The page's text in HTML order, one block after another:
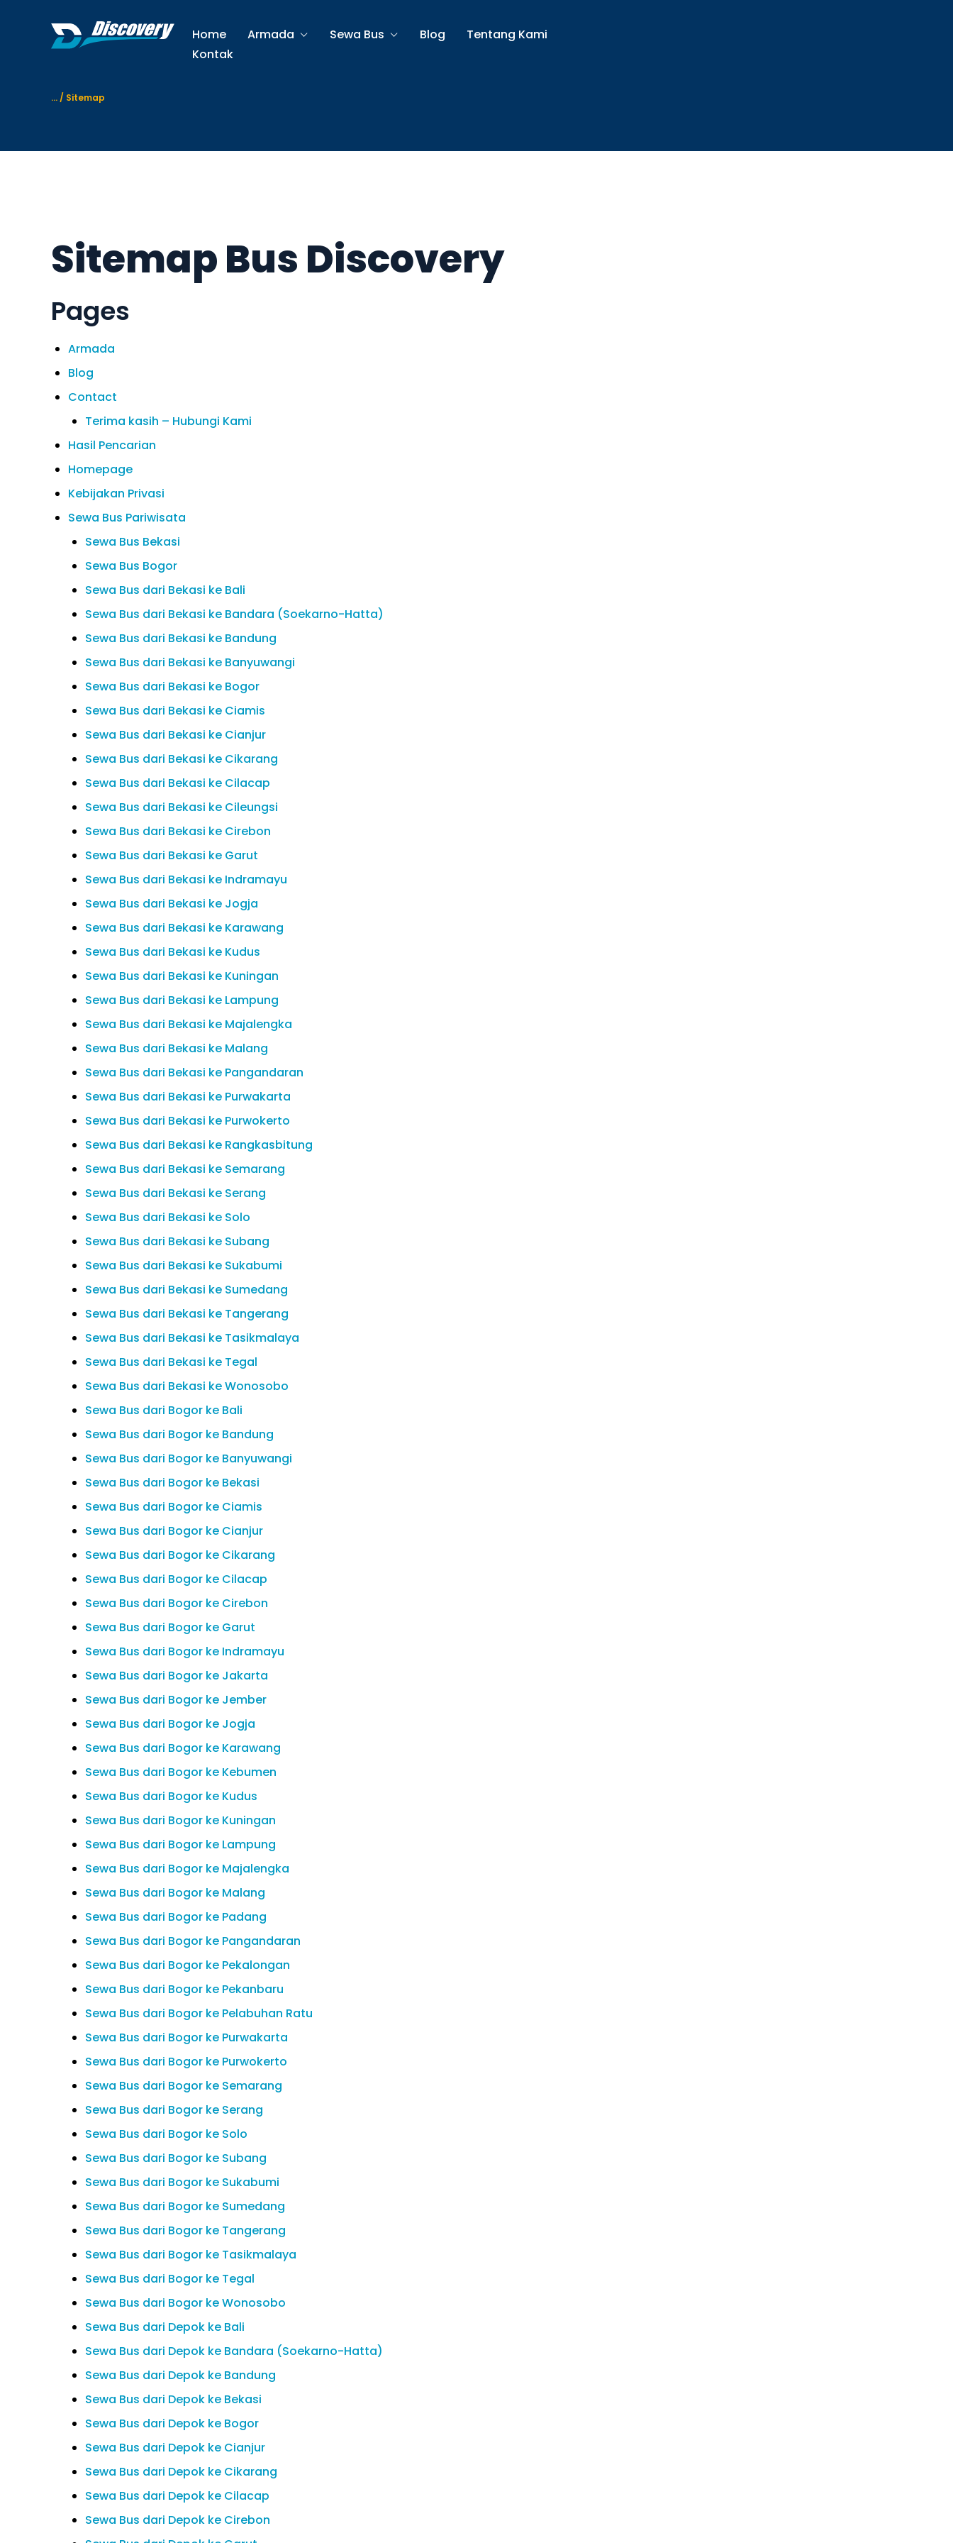
Home Armada Sewa Bus Blog
Tentang Kami
Kontak
... / Sitemap
Sitemap Bus Discovery
Pages
Armada
Blog
Contact
Terima kasih – Hubungi Kami
Hasil Pencarian
Homepage
Kebijakan Privasi
Sewa Bus Pariwisata
Sewa Bus Bekasi
Sewa Bus Bogor
Sewa Bus dari Bekasi ke Bali
Sewa Bus dari Bekasi ke Bandara (Soekarno-Hatta)
Sewa Bus dari Bekasi ke Bandung
Sewa Bus dari Bekasi ke Banyuwangi
Sewa Bus dari Bekasi ke Bogor
Sewa Bus dari Bekasi ke Ciamis
Sewa Bus dari Bekasi ke Cianjur
Sewa Bus dari Bekasi ke Cikarang
Sewa Bus dari Bekasi ke Cilacap
Sewa Bus dari Bekasi ke Cileungsi
Sewa Bus dari Bekasi ke Cirebon
Sewa Bus dari Bekasi ke Garut
Sewa Bus dari Bekasi ke Indramayu
Sewa Bus dari Bekasi ke Jogja
Sewa Bus dari Bekasi ke Karawang
Sewa Bus dari Bekasi ke Kudus
Sewa Bus dari Bekasi ke Kuningan
Sewa Bus dari Bekasi ke Lampung
Sewa Bus dari Bekasi ke Majalengka
Sewa Bus dari Bekasi ke Malang
Sewa Bus dari Bekasi ke Pangandaran
Sewa Bus dari Bekasi ke Purwakarta
Sewa Bus dari Bekasi ke Purwokerto
Sewa Bus dari Bekasi ke Rangkasbitung
Sewa Bus dari Bekasi ke Semarang
Sewa Bus dari Bekasi ke Serang
Sewa Bus dari Bekasi ke Solo
Sewa Bus dari Bekasi ke Subang
Sewa Bus dari Bekasi ke Sukabumi
Sewa Bus dari Bekasi ke Sumedang
Sewa Bus dari Bekasi ke Tangerang
Sewa Bus dari Bekasi ke Tasikmalaya
Sewa Bus dari Bekasi ke Tegal
Sewa Bus dari Bekasi ke Wonosobo
Sewa Bus dari Bogor ke Bali
Sewa Bus dari Bogor ke Bandung
Sewa Bus dari Bogor ke Banyuwangi
Sewa Bus dari Bogor ke Bekasi
Sewa Bus dari Bogor ke Ciamis
Sewa Bus dari Bogor ke Cianjur
Sewa Bus dari Bogor ke Cikarang
Sewa Bus dari Bogor ke Cilacap
Sewa Bus dari Bogor ke Cirebon
Sewa Bus dari Bogor ke Garut
Sewa Bus dari Bogor ke Indramayu
Sewa Bus dari Bogor ke Jakarta
Sewa Bus dari Bogor ke Jember
Sewa Bus dari Bogor ke Jogja
Sewa Bus dari Bogor ke Karawang
Sewa Bus dari Bogor ke Kebumen
Sewa Bus dari Bogor ke Kudus
Sewa Bus dari Bogor ke Kuningan
Sewa Bus dari Bogor ke Lampung
Sewa Bus dari Bogor ke Majalengka
Sewa Bus dari Bogor ke Malang
Sewa Bus dari Bogor ke Padang
Sewa Bus dari Bogor ke Pangandaran
Sewa Bus dari Bogor ke Pekalongan
Sewa Bus dari Bogor ke Pekanbaru
Sewa Bus dari Bogor ke Pelabuhan Ratu
Sewa Bus dari Bogor ke Purwakarta
Sewa Bus dari Bogor ke Purwokerto
Sewa Bus dari Bogor ke Semarang
Sewa Bus dari Bogor ke Serang
Sewa Bus dari Bogor ke Solo
Sewa Bus dari Bogor ke Subang
Sewa Bus dari Bogor ke Sukabumi
Sewa Bus dari Bogor ke Sumedang
Sewa Bus dari Bogor ke Tangerang
Sewa Bus dari Bogor ke Tasikmalaya
Sewa Bus dari Bogor ke Tegal
Sewa Bus dari Bogor ke Wonosobo
Sewa Bus dari Depok ke Bali
Sewa Bus dari Depok ke Bandara (Soekarno-Hatta)
Sewa Bus dari Depok ke Bandung
Sewa Bus dari Depok ke Bekasi
Sewa Bus dari Depok ke Bogor
Sewa Bus dari Depok ke Cianjur
Sewa Bus dari Depok ke Cikarang
Sewa Bus dari Depok ke Cilacap
Sewa Bus dari Depok ke Cirebon